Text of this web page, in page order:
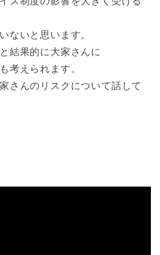
ないと思います。
結果的に大家さんに
考えられます。
さんのリスクについて話して